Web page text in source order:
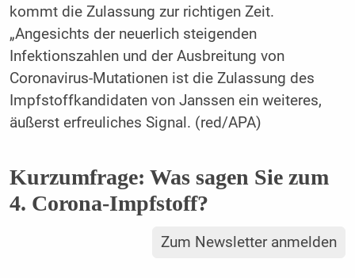
kommt die Zulassung zur richtigen Zeit.
„Angesichts der neuerlich steigenden
Infektionszahlen und der Ausbreitung von
Coronavirus-Mutationen ist die Zulassung des
Impfstoffkandidaten von Janssen ein weiteres,
äußerst erfreuliches Signal. (red/APA)
Kurzumfrage: Was sagen Sie zum
4. Corona-Impfstoff?
Zum Newsletter anmelden